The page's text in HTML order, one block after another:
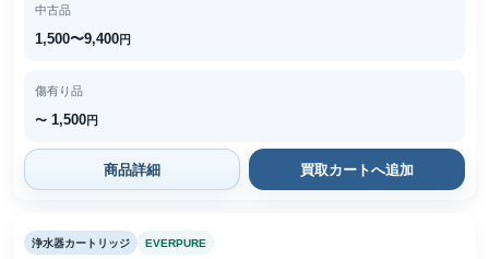
中古品
1,500〜9,400円
傷有り品
〜 1,500円
商品詳細 買取カートへ追加
浄水器カートリッジ EVERPURE